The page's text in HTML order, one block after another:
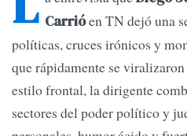
Carrióen TN dejó una
políticas, cruces irónicos y
que rápidamente se viralizaron
estilo frontal, la dirigente
sectores del poder político y